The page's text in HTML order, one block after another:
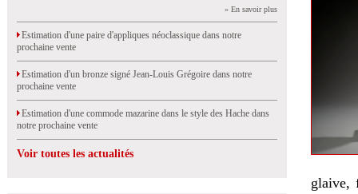
» En savoir plus
Estimation d'une paire d'appliques néoclassique dans notre
prochaine vente
Estimation d'un bronze signé Jean-Louis Grégoire dans notre
prochaine vente
Estimation d'une commode mazarine dans le style des Hache dans
notre prochaine vente
Voir toutes les actualités
glaive,